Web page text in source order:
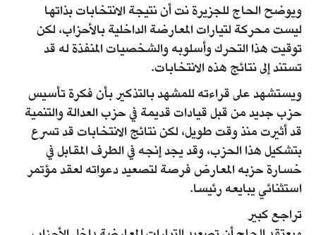
ويوضح الحاج للجزيرة نت أن نتيجة الانتخابات بذاتها
ليست محركة لتيارات المعارضة الداخلية بالأحزاب، لكن
توقيت هذا التحرك وأسلوبه والشخصيات المنفذة له قد
تستند إلى نتائج هذه الانتخابات.
ويستشهد على قراءته للمشهد بالتذكير بأن فكرة تأسيس
حزب جديد من قبل قيادات قديمة في حزب العدالة والتنمية
قد أثيرت منذ وقت طويل، لكن نتائج الانتخابات قد تسرع
بتشكيل هذا الحزب، وقد يجد إنجه في الطرف المقابل في
خسارة حزبه المعارض فرصة لتصعيد دعواته لعقد مؤتمر
استثنائي يبايعه رئيسا.
تراجع كبير